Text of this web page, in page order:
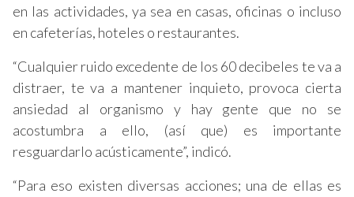
en las actividades, ya sea en casas, oficinas o incluso
en cafeterías, hoteles o restaurantes.
“Cualquier ruido excedente de los 60 decibeles te va a
distraer, te va a mantener inquieto, provoca cierta
ansiedad al organismo y hay gente que no se
acostumbra a ello, (así que) es importante
resguardarlo acústicamente”, indicó.
“Para eso existen diversas acciones; una de ellas es